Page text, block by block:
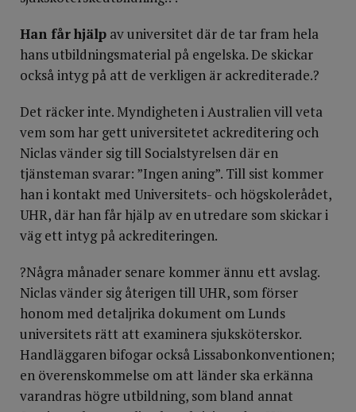
Han fårhjälp av universitet där de tar fram hela
hans utbildningsmaterial på engelska. De skickar
också intyg på att de verkligen är ackrediterade.?
Det räcker inte. Myndigheten i Australien vill veta
vem som har gett universitetet ackreditering och
Niclas vänder sig till Socialstyrelsen där en
tjänsteman svarar: ”Ingen aning”. Till sist kommer
han i kontakt med Universitets- och högskolerådet,
UHR, där han får hjälp av en utredare som skickar i
väg ett intyg på ackrediteringen.
?Några månader senare kommer ännu ett avslag.
Niclas vänder sig återigen till UHR, som förser
honom med detaljrika dokument om Lunds
universitets rätt att examinera sjuksköterskor.
Handläggaren bifogar också Lissabonkonventionen;
en överenskommelse om att länder ska erkänna
varandras högre utbildning, som bland annat